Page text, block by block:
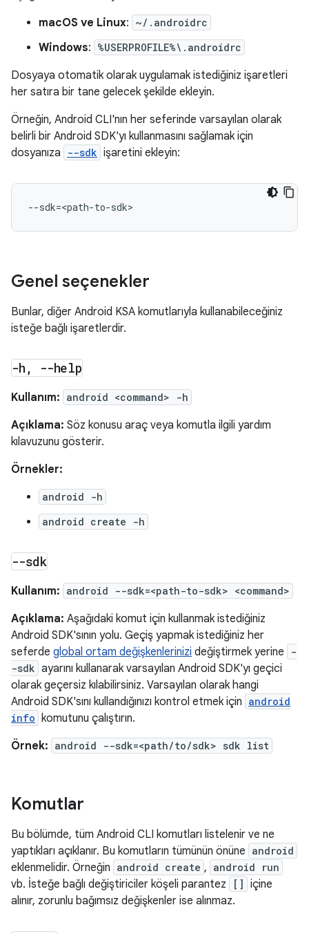
macOS ve Linux: ~/.androidrc
Windows: %USERPROFILE%\.androidrc
Dosyaya otomatik olarak uygulamak istediğiniz işaretleri
her satıra bir tane gelecek şekilde ekleyin.
Örneğin, Android CLI'nın her seferinde varsayılan olarak
belirli bir Android SDK'yı kullanmasını sağlamak için
dosyanıza
--sdk işaretini ekleyin:
--sdk=
Genel seçenekler
Bunlar, diğer Android KSA komutlarıyla kullanabileceğiniz
isteğe bağlı işaretlerdir.
-h , --help
Kullanım: android <command> -h
Açıklama: Söz konusu araç veya komutla ilgili yardım
kılavuzunu gösterir.
Örnekler:
android -h
android create -h
--sdk
Kullanım: android --sdk=<path-to-sdk> <command>
Açıklama: Aşağıdaki komut için kullanmak istediğiniz
Android SDK'sının yolu. Geçiş yapmak istediğiniz her
seferde global ortam değişkenlerinizi değiştirmek yerine
-
-sdk ayarını kullanarak varsayılan Android SDK'yı geçici
olarak geçersiz kılabilirsiniz. Varsayılan olarak hangi
Android SDK'sını kullandığınızı kontrol etmek için android
info komutunu çalıştırın.
Örnek: android --sdk=<path/to/sdk> sdk list
Komutlar
Bu bölümde, tüm Android CLI komutları listelenir ve ne
yaptıkları açıklanır. Bu komutların tümünün önüne android
eklenmelidir. Örneğin android create , android run
vb. İsteğe bağlı değiştiriciler köşeli parantez [] içine
alınır, zorunlu bağımsız değişkenler ise alınmaz.